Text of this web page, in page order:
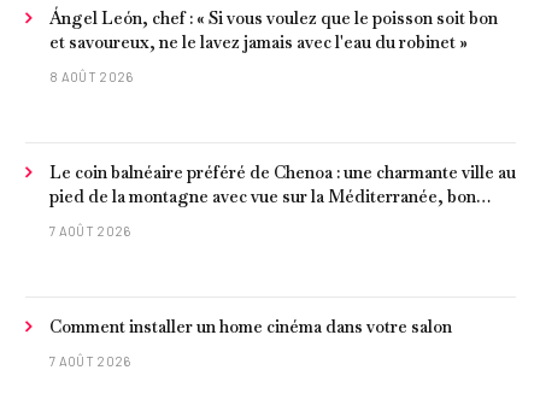
Ángel León, chef : « Si vous voulez que le poisson soit bon
et savoureux, ne le lavez jamais avec l'eau du robinet »
8 AOÛT 2026
Le coin balnéaire préféré de Chenoa : une charmante ville au
pied de la montagne avec vue sur la Méditerranée, bon
poisson et criques isolées
7 AOÛT 2026
Comment installer un home cinéma dans votre salon
7 AOÛT 2026